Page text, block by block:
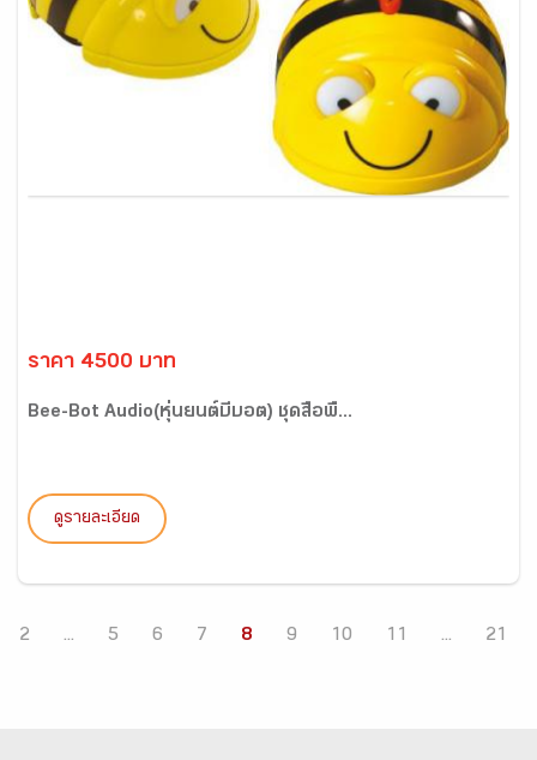
ราคา 4500 บาท
Bee-Bot Audio(หุ่นยนต์บีบอต) ชุดสื่อพื้...
ดูรายละเอียด
2 ... 5 6 7 8 9 10 11 ... 21